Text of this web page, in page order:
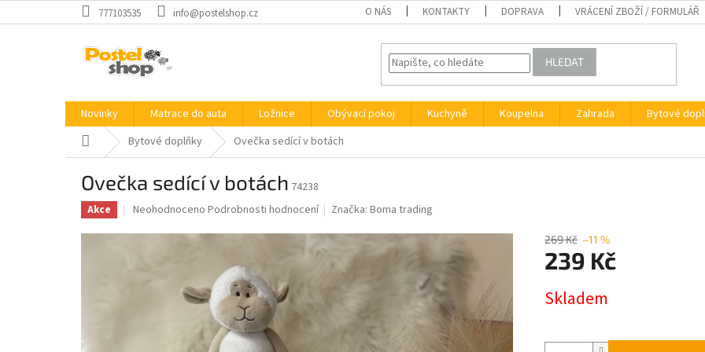
na
777103535 info@postelshop.cz O NÁS KONTAKTY DOPRAVA VRÁCENÍ ZBOŽÍ / FORMULÁŘ
HLEDAT
Novinky Matrace do auta Ložnice Obývací pokoj Kuchyně Koupelna Zahrada Bytové
Domů Bytové doplňky Ovečka sedící v botách
Ovečka sedící v botách 74238
Akce
Průměrné
produktu
Neohodnoceno Podrobnosti hodnocení Značka:Boma trading
269 Kč –11 %
239 Kč
cena:
Skladem